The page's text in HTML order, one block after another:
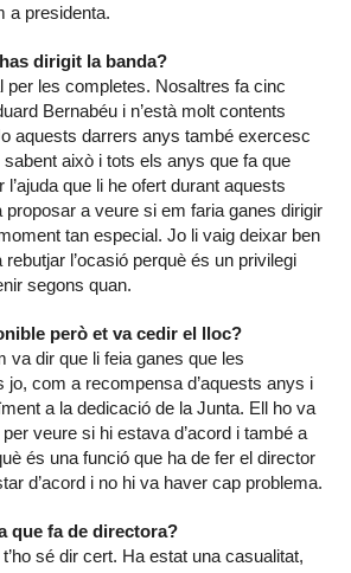
a presidenta.
dirigit la banda?
per les completes. Nosaltres fa cinc
Bernabéu i n’està molt contents
aquests darrers anys també exercesc
això i tots els anys que fa que
que li he ofert durant aquests
a veure si em faria ganes dirigir
tan especial. Jo li vaig deixar ben
l’ocasió perquè és un privilegi
segons quan.
però et va cedir el lloc?
va dir que li feia ganes que les
jo, com a recompensa d’aquests anys i
a la dedicació de la Junta. Ell ho va
veure si hi estava d’acord i també a
és una funció que ha de fer el director
d’acord i no hi va haver cap problema.
que fa de directora?
sé dir cert. Ha estat una casualitat,